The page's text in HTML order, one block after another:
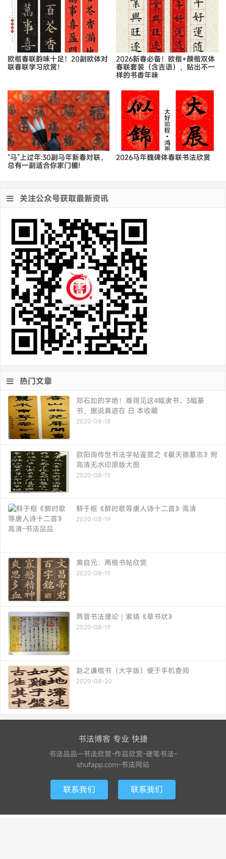
欧楷春联韵味十足！20副欧体对
联春联学习欣赏！
2026新春必备！欧楷+颜楷双体
春联套装（含吉语），贴出不一
样的书香年味
“马”上过年:30副马年新春对联，
总有一副适合你家门楣!
2026马年魏碑体春联书法欣赏
关注公众号获取最新资讯
热门文章
邓石如的字绝！难得见这4幅隶书、3幅篆
书，据说真迹在 日 本收藏
2020-08-18
欧阳询传世书法字帖鉴赏之《翟天德墓志》附
高清无水印原版大图
2020-08-19
鲜于枢《醉时歌等唐人诗十二首》高清
2020-08-19
黄自元：两楷书帖欣赏
2020-08-19
两晋书法理论｜索靖《草书状》
2020-08-19
赵之谦楷书（大字版）便于手机查阅
2020-08-20
书法博客 专业 快捷
书法品品--书法欣赏-作品欣赏-硬笔书法-
shufapp.com-书法网站
联系我们 联系我们